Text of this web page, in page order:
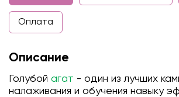
Оплата
Описание
Голубой агат - один из лучших
налаживания и обучения навыку